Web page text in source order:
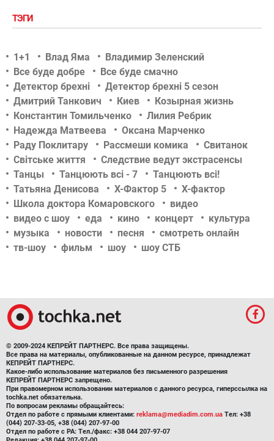
ТЭГИ
1+1 Влад Яма
Владимир Зеленский
Все буде добре
Все буде смачно
Детектор брехні
Детектор брехні 5 сезон
Дмитрий Танкович
Киев
Козырная жизнь
Константин Томильченко
Лилия Ребрик
Надежда Матвеева
Оксана Марченко
Раду Поклитару
Рассмеши комика
Свитанок
Світське життя
Следствие ведут экстрасенсы
Танцы
Танцюють всі - 7
Танцюють всі!
Татьяна Денисова
Х-Фактор 5
Х-фактор
Школа доктора Комаровского
видео
видео с шоу
еда кино концерт
культура
музыка
новости песня
смотреть онлайн
тв-шоу
фильм шоу шоу СТБ
© 2009-2024 КЕПРЕЙТ ПАРТНЕРС. Все права защищены.
Все права на материалы, опубликованные на данном ресурсе, принадлежат
КЕПРЕЙТ ПАРТНЕРС.
Какое-либо использование материалов без письменного разрешения
КЕПРЕЙТ ПАРТНЕРС запрещено.
При правомерном использовании материалов с данного ресурса, гиперссылка на
tochka.net обязательна.
По вопросам рекламы обращайтесь:
Отдел по работе с прямыми клиентами: reklama@mediadim.com.ua Тел: +38
(044) 207-33-05, +38 (044) 207-97-00
Отдел по работе с РА: Тел./факс: +38 044 207-97-07